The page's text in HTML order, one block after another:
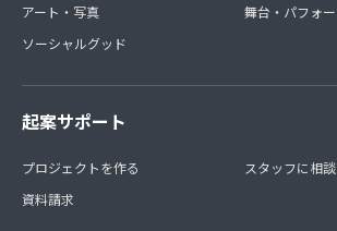
アート・写真
ソーシャルグッド
舞台・パフォ
起案サポート
プロジェクトを作る
資料請求
スタッフに相